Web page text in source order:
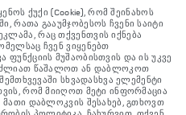
მიხედვით და ცვლილება
შემდეგ. დეტალური ინფორმაციის
დილერს.
და სპეციფიკაციის
დეფიციტი ამჟამად გავლენას
სპეციფიკაციებზე, მოდელების
ეს არის ძალიან დინამიური
გამოსახულება
ოფციების, გაფორმებისა
ქუქი (Cookie), რომ შეინახოს
რათა გააუმჯობესოს ჩვენი საიტი
რაც თქვენთვის იქნება
ჩვენ ვიყენებთ
ფუნქციის მუშაობისთვის და ის უკვე
წაშალოთ ან დაბლოკოთ
სხვადასხვა ელემენტი
რომ მიიღოთ მეტი ინფორმაცია
მათი დაბლოკვის შესახებ, გთხოვთ